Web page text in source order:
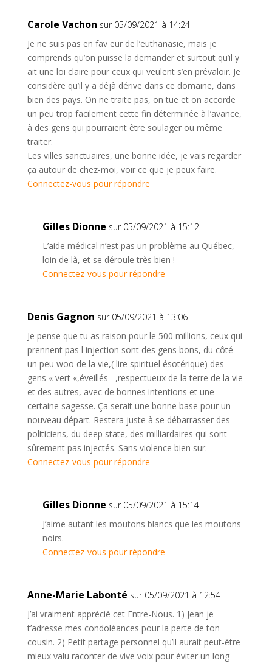
Carole Vachon sur 05/09/2021 à 14:24
Je ne suis pas en fav eur de l’euthanasie, mais je
comprends qu’on puisse la demander et surtout qu’il y
ait une loi claire pour ceux qui veulent s’en prévaloir. Je
considère qu’il y a déjà dérive dans ce domaine, dans
bien des pays. On ne traite pas, on tue et on accorde
un peu trop facilement cette fin déterminée à l’avance,
à des gens qui pourraient être soulager ou même
traiter.
Les villes sanctuaires, une bonne idée, je vais regarder
ça autour de chez-moi, voir ce que je peux faire.
Connectez-vous pour répondre
Gilles Dionne sur 05/09/2021 à 15:12
L’aide médical n’est pas un problème au Québec,
loin de là, et se déroule très bien !
Connectez-vous pour répondre
Denis Gagnon sur 05/09/2021 à 13:06
Je pense que tu as raison pour le 500 millions, ceux qui
prennent pas l injection sont des gens bons, du côté
un peu woo de la vie,( lire spirituel ésotérique) des
gens « vert «,éveillés ,respectueux de la terre de la vie
et des autres, avec de bonnes intentions et une
certaine sagesse. Ça serait une bonne base pour un
nouveau départ. Restera juste à se débarrasser des
politiciens, du deep state, des milliardaires qui sont
sûrement pas injectés. Sans violence bien sur.
Connectez-vous pour répondre
Gilles Dionne sur 05/09/2021 à 15:14
J’aime autant les moutons blancs que les moutons
noirs.
Connectez-vous pour répondre
Anne-Marie Labonté sur 05/09/2021 à 12:54
J’ai vraiment apprécié cet Entre-Nous. 1) Jean je
t’adresse mes condoléances pour la perte de ton
cousin. 2) Petit partage personnel qu’il aurait peut-être
mieux valu raconter de vive voix pour éviter un long